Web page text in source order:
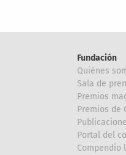
Fundación
Quiénes
Sala de
Premios
Premios de
Portal del
Compendio